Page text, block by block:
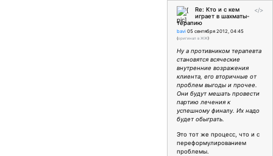
</>
Re: Кто и с кем
играет в шахматы-
терапию
bavi 05 сентября 2012, 04:45
(оригинал в ЖЖ)
Ну а противником терапевта
становятся всяческие
внутренние возражения
клиента, его вторичные от
проблем выгоды и прочее.
Они будут мешать провести
партию лечения к
успешному финалу. Их надо
будет обыграть.
Это тот же процесс, что и с
переформулированием
проблемы.